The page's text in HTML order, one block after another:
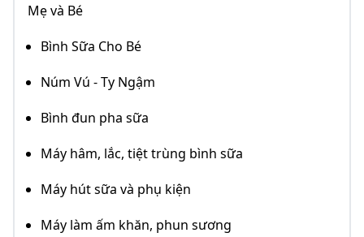
Mẹ và Bé
Bình Sữa Cho Bé
Núm Vú - Ty Ngậm
Bình đun pha sữa
Máy hâm, lắc, tiệt trùng bình sữa
Máy hút sữa và phụ kiện
Máy làm ấm khăn, phun sương